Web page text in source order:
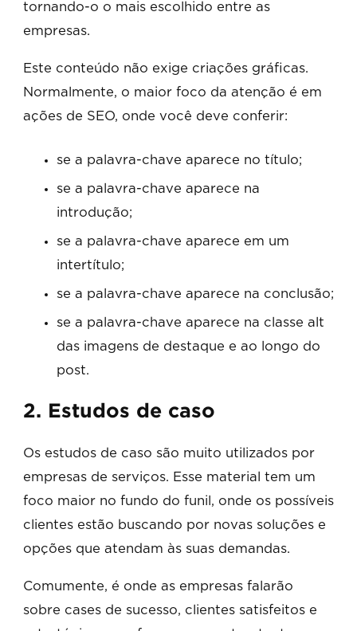
tornando-o o mais escolhido entre as
empresas.
Este conteúdo não exige criações gráficas.
Normalmente, o maior foco da atenção é em
ações de SEO, onde você deve conferir:
se a palavra-chave aparece no título;
se a palavra-chave aparece na
introdução;
se a palavra-chave aparece em um
intertítulo;
se a palavra-chave aparece na conclusão;
se a palavra-chave aparece na classe alt
das imagens de destaque e ao longo do
post.
2. Estudos de caso
Os estudos de caso são muito utilizados por
empresas de serviços. Esse material tem um
foco maior no fundo do funil, onde os possíveis
clientes estão buscando por novas soluções e
opções que atendam às suas demandas.
Comumente, é onde as empresas falarão
sobre cases de sucesso, clientes satisfeitos e